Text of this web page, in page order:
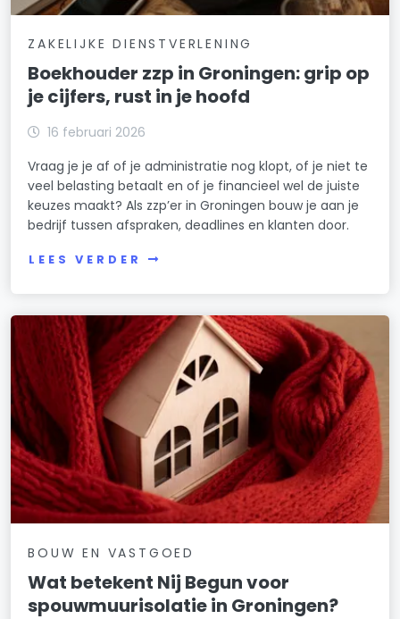
ZAKELIJKE DIENSTVERLENING
Boekhouder zzp in Groningen: grip op
je cijfers, rust in je hoofd
16 februari 2026
Vraag je je af of je administratie nog klopt, of je niet te
veel belasting betaalt en of je financieel wel de juiste
keuzes maakt? Als zzp’er in Groningen bouw je aan je
bedrijf tussen afspraken, deadlines en klanten door.
LEES VERDER
BOUW EN VASTGOED
Wat betekent Nij Begun voor
spouwmuurisolatie in Groningen?